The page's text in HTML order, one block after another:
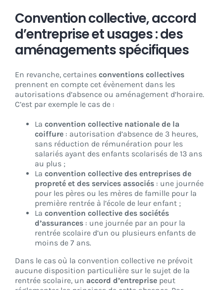
Convention collective, accord
d’entreprise et usages : des
aménagements spécifiques
En revanche, certaines conventions collectives
prennent en compte cet évènement dans les
autorisations d’absence ou aménagement d’horaire.
C’est par exemple le cas de :
La convention collective nationale de la
coiffure : autorisation d’absence de 3 heures,
sans réduction de rémunération pour les
salariés ayant des enfants scolarisés de 13 ans
au plus ;
La convention collective des entreprises de
propreté et des services associés : une journée
pour les pères ou les mères de famille pour la
première rentrée à l’école de leur enfant ;
La convention collective des sociétés
d’assurances : une journée par an pour la
rentrée scolaire d’un ou plusieurs enfants de
moins de 7 ans.
Dans le cas où la convention collective ne prévoit
aucune disposition particulière sur le sujet de la
rentrée scolaire, un accord d’entreprise peut